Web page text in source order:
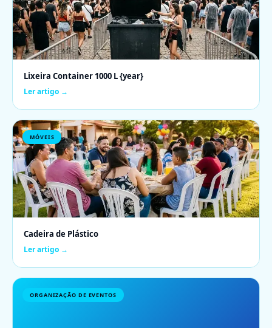
Lixeira Container 1000 L {year}
Ler artigo →
MÓVEIS
Cadeira de Plástico
Ler artigo →
ORGANIZAÇÃO DE EVENTOS